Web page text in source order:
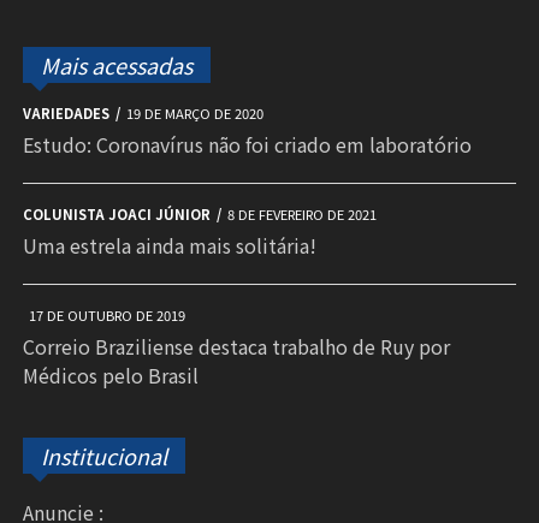
Mais acessadas
VARIEDADES 19 DE MARÇO DE 2020
Estudo: Coronavírus não foi criado em laboratório
COLUNISTA JOACI JÚNIOR 8 DE FEVEREIRO DE 2021
Uma estrela ainda mais solitária!
17 DE OUTUBRO DE 2019
Correio Braziliense destaca trabalho de Ruy por
Médicos pelo Brasil
Institucional
Anuncie :